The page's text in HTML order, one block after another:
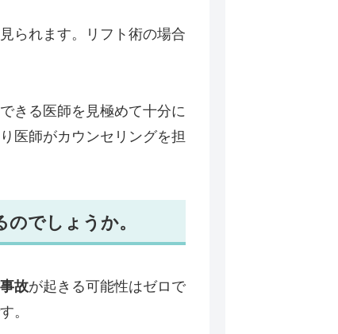
られます。リフト術の場合
きる医師を見極めて十分に
医師がカウンセリングを担
でしょうか。
故が起きる可能性はゼロで
。